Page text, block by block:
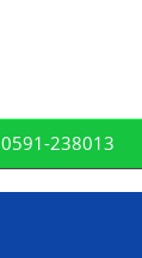
0591-238013